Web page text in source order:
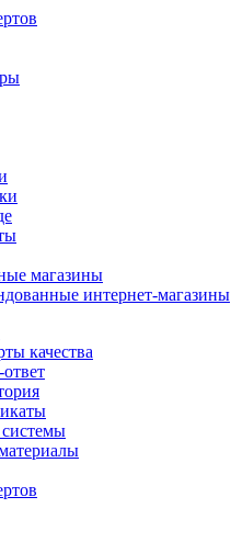
магазины
интернет-магазины
качества